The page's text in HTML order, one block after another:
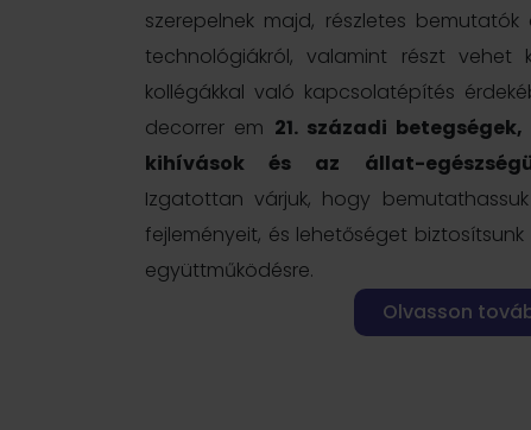
szerepelnek majd, részletes
technológiákról, valamint részt vehet
kollégákkal való kapcsolatépítés
decorrer em 21. századi
kihívások és az állat-
Izgatottan várjuk, hogy
fejleményeit, és lehetőséget
együttműködésre.
Olvasson